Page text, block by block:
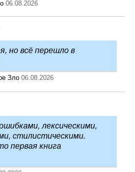
06.08.2026
но всё перешло в
Зло 06.08.2026
лексическими,
стилистическими.
первая книга